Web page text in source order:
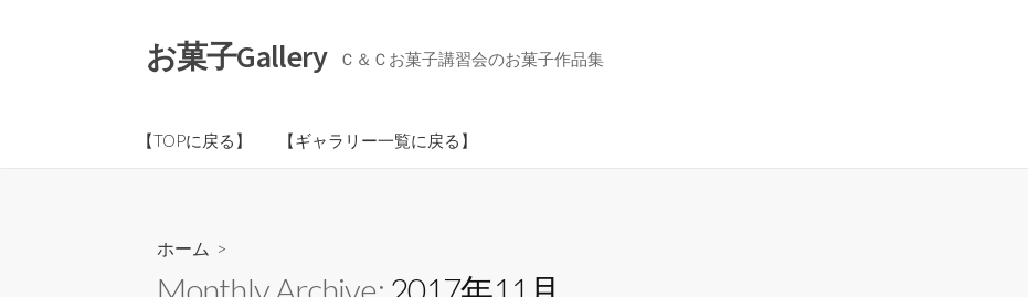
お菓子Gallery Ｃ＆Ｃお菓子講習会のお菓子作品集
【TOPに戻る】 【ギャラリー一覧に戻る】
ホーム >
Monthly Archive: 2017年11月